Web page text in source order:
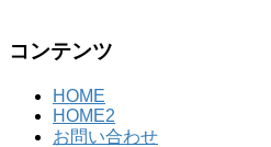
コンテンツ
HOME
HOME2
お問い合わせ